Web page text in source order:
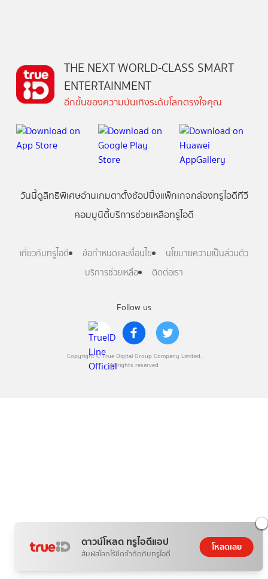
ดาวน์โหลด ทรูไอดีแอป
สัมผัสโลกไร้ขีดจำกัดกับทรูไอดี
โหลดเลย
Follow us
Copyright © True Digital Group Company Limited.
All rights reserved
THE NEXT WORLD-CLASS SMART
ENTERTAINMENT
อีกขั้นของความบันเทิงระดับโลกตรงใจคุณ
วันนี้ดูสิทธิพิเศษอ่านเกมตาตั้งช้อปปิ้งแพ็กเกจกล่องทรูไอดีทีวี
คอมมูนิตี้บริการช่วยเหลือทรูไอดี
เกี่ยวกับทรูไอดี ข้อกำหนดและเงื่อนไข
นโยบายความเป็นส่วนตัว
บริการช่วยเหลือ
ติดต่อเรา